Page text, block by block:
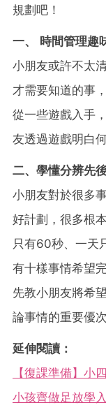
規劃吧！
一、 時間管理趣
小朋友或許不太
才需要知道的事
從一些遊戲入手
友透過遊戲明白何
二、學懂分辨先
小朋友對於很多
好計劃，很多根
只有60秒、一天
有十樣事情希望
先教小朋友將希
論事情的重要優
延伸閱讀：
【復課準備】
小孩齊做足放學